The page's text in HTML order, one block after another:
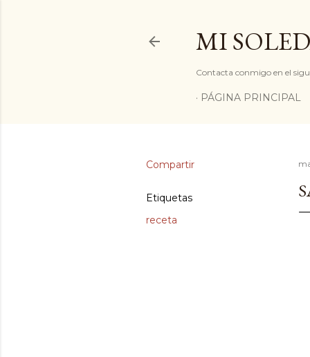
MI
Contacta conmigo en el
PÁGINA PRINCIPAL
Compartir
Etiquetas
receta